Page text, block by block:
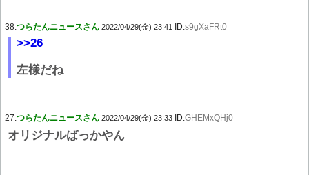
38:つらたんニュースさん 2022/04/29(金) 23:41 ID:s9gXaFRt0
>>26
左様だね
27:つらたんニュースさん 2022/04/29(金) 23:33 ID:GHEMxQHj0
オリジナルばっかやん